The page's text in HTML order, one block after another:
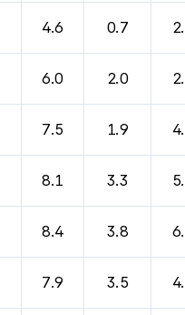
4.6 0.7
6.0 2.0
7.5 1.9
8.1 3.3
8.4 3.8
7.9 3.5